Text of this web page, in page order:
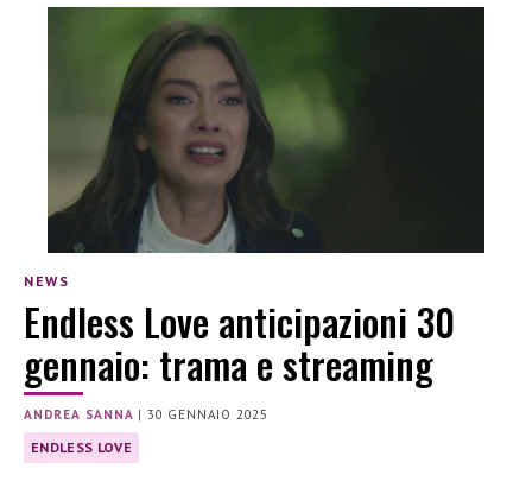
NEWS
Endless Love anticipazioni 30
gennaio: trama e streaming
ANDREA SANNA |30 GENNAIO 2025
ENDLESS LOVE